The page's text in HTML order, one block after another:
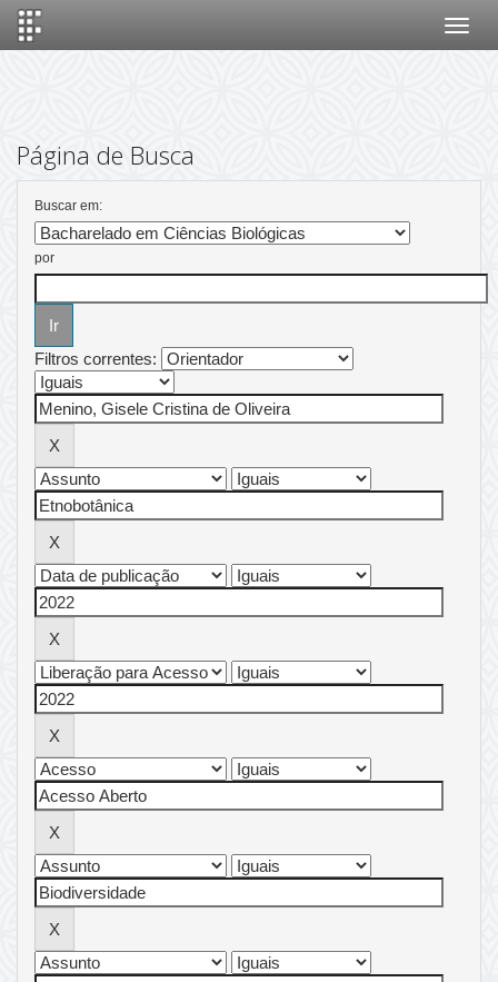
Página de Busca
Buscar em:
por
Filtros correntes: